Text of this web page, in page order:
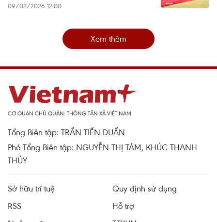
09/08/2026 12:00
Xem thêm
CƠ QUAN CHỦ QUẢN: THÔNG TẤN XÃ VIỆT NAM
Tổng Biên tập: TRẦN TIẾN DUẨN
Phó Tổng Biên tập: NGUYỄN THỊ TÁM, KHÚC THANH
THỦY
Sở hữu trí tuệ
Quy định sử dụng
RSS
Hỗ trợ